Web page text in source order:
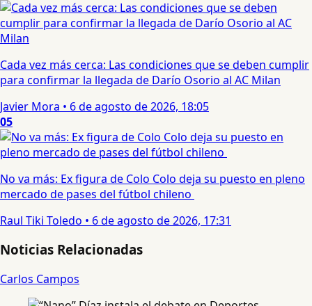
Cada vez más cerca: Las condiciones que se deben cumplir
para confirmar la llegada de Darío Osorio al AC Milan
Javier Mora • 6 de agosto de 2026, 18:05
05
No va más: Ex figura de Colo Colo deja su puesto en pleno
mercado de pases del fútbol chileno
Raul Tiki Toledo • 6 de agosto de 2026, 17:31
Noticias Relacionadas
Carlos Campos